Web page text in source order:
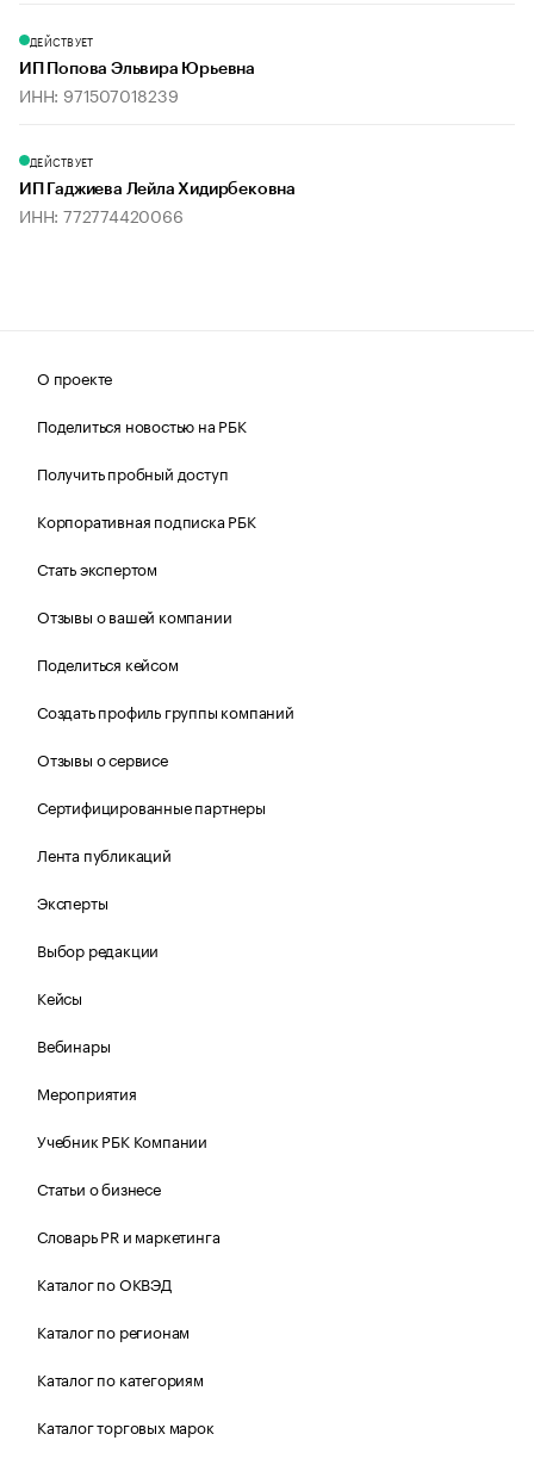
ДЕЙСТВУЕТ
ИП Попова Эльвира Юрьевна
ИНН: 971507018239
ДЕЙСТВУЕТ
ИП Гаджиева Лейла Хидирбековна
ИНН: 772774420066
О проекте
Поделиться новостью на РБК
Получить пробный доступ
Корпоративная подписка РБК
Стать экспертом
Отзывы о вашей компании
Поделиться кейсом
Создать профиль группы компаний
Отзывы о сервисе
Сертифицированные партнеры
Лента публикаций
Эксперты
Выбор редакции
Кейсы
Вебинары
Мероприятия
Учебник РБК Компании
Статьи о бизнесе
Словарь PR и маркетинга
Каталог по ОКВЭД
Каталог по регионам
Каталог по категориям
Каталог торговых марок